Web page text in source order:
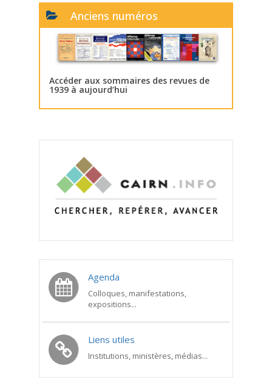
Anciens numéros
Accéder aux sommaires des revues de
1939 à aujourd’hui
Agenda
Colloques, manifestations,
expositions...
Liens utiles
Institutions, ministères, médias...